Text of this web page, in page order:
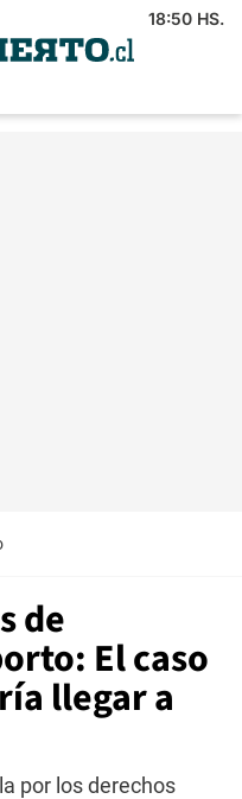
18:50 HS.
de
El caso
llegar a
por los derechos